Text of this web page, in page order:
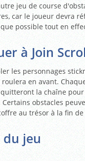
jeu de course
car le joueur devra
possible tout en
à Join
les personnages
en avant.
la chaîne
obstacles
au trésor à la fin
du jeu